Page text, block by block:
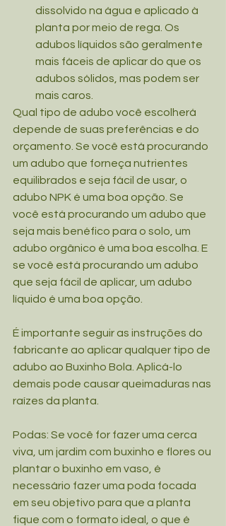
dissolvido na água e aplicado à
planta por meio de rega. Os
adubos líquidos são geralmente
mais fáceis de aplicar do que os
adubos sólidos, mas podem ser
mais caros.
Qual tipo de adubo você escolherá
depende de suas preferências e do
orçamento. Se você está procurando
um adubo que forneça nutrientes
equilibrados e seja fácil de usar, o
adubo NPK é uma boa opção. Se
você está procurando um adubo que
seja mais benéfico para o solo, um
adubo orgânico é uma boa escolha. E
se você está procurando um adubo
que seja fácil de aplicar, um adubo
líquido é uma boa opção.
É importante seguir as instruções do
fabricante ao aplicar qualquer tipo de
adubo ao Buxinho Bola. Aplicá-lo
demais pode causar queimaduras nas
raízes da planta.
Podas: Se você for fazer uma cerca
viva, um jardim com buxinho e flores ou
plantar o buxinho em vaso, é
necessário fazer uma poda focada
em seu objetivo para que a planta
fique com o formato ideal, o que é